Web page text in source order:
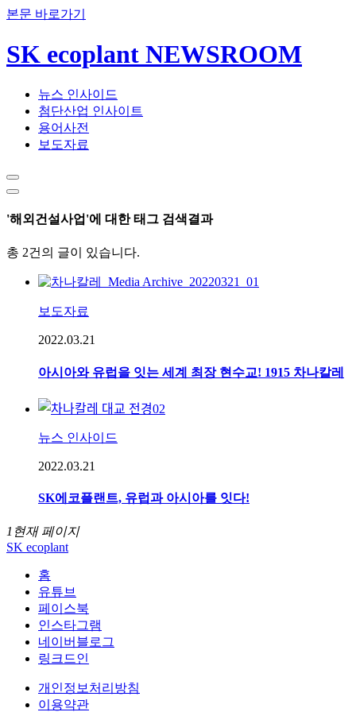
본문 바로가기
SK ecoplant NEWSROOM
뉴스 인사이드
첨단산업 인사이트
용어사전
보도자료
'해외건설사업'에 대한 태그 검색결과
총 2건의 글이 있습니다.
보도자료
2022.03.21
아시아와 유럽을 잇는 세계 최장 현수교! 1915 차나칼레
뉴스 인사이드
2022.03.21
SK에코플랜트, 유럽과 아시아를 잇다!
1 현재 페이지
SK ecoplant
홈
유튜브
페이스북
인스타그램
네이버블로그
링크드인
개인정보처리방침
이용약관